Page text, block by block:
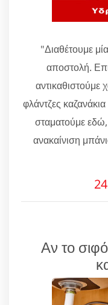
"Διαθέτουμε
αποστολή.
αντικαθιστούμε
φλάντζες
σταματούμε
ανακαίνιση
Αν το